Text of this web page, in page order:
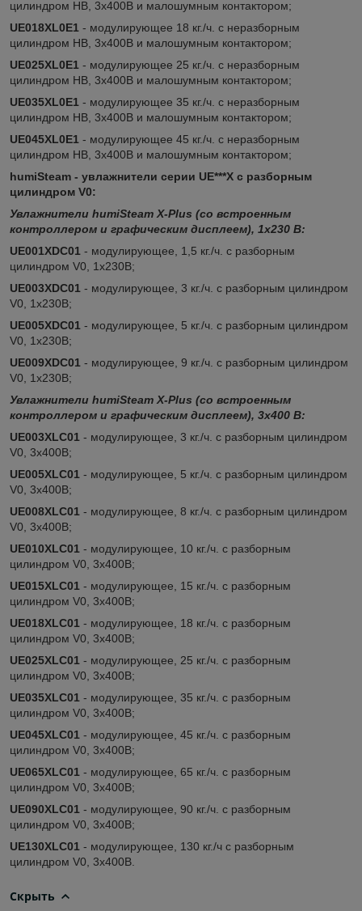
цилиндром HB, 3х400В и малошумным контактором;
UE018XL0E1 - модулирующее 18 кг./ч. c неразборным
цилиндром HB, 3х400В и малошумным контактором;
UE025XL0E1 - модулирующее 25 кг./ч. c неразборным
цилиндром HB, 3х400В и малошумным контактором;
UE035XL0E1 - модулирующее 35 кг./ч. c неразборным
цилиндром HB, 3х400В и малошумным контактором;
UE045XL0E1 - модулирующее 45 кг./ч. c неразборным
цилиндром HB, 3х400В и малошумным контактором;
humiSteam - увлажнители серии UE***X c разборным
цилиндром V0:
Увлажнители humiSteam X-Plus (со встроенным
контроллером и графическим дисплеем), 1x230 В:
UE001XDC01 - модулирующее, 1,5 кг./ч. c разборным
цилиндром V0, 1х230В;
UE003XDC01 - модулирующее, 3 кг./ч. c разборным цилиндром
V0, 1х230В;
UE005XDC01 - модулирующее, 5 кг./ч. c разборным цилиндром
V0, 1х230В;
UE009XDC01 - модулирующее, 9 кг./ч. c разборным цилиндром
V0, 1х230В;
Увлажнители humiSteam X-Plus (со встроенным
контроллером и графическим дисплеем), 3x400 В:
UE003XLC01 - модулирующее, 3 кг./ч. c разборным цилиндром
V0, 3х400В;
UE005XLC01 - модулирующее, 5 кг./ч. c разборным цилиндром
V0, 3х400В;
UE008XLC01 - модулирующее, 8 кг./ч. c разборным цилиндром
V0, 3х400В;
UE010XLC01 - модулирующее, 10 кг./ч. c разборным
цилиндром V0, 3х400В;
UE015XLC01 - модулирующее, 15 кг./ч. c разборным
цилиндром V0, 3х400В;
UE018XLC01 - модулирующее, 18 кг./ч. c разборным
цилиндром V0, 3х400В;
UE025XLC01 - модулирующее, 25 кг./ч. c разборным
цилиндром V0, 3х400В;
UE035XLC01 - модулирующее, 35 кг./ч. c разборным
цилиндром V0, 3х400В;
UE045XLC01 - модулирующее, 45 кг./ч. c разборным
цилиндром V0, 3х400В;
UE065XLC01 - модулирующее, 65 кг./ч. c разборным
цилиндром V0, 3х400В;
UE090XLC01 - модулирующее, 90 кг./ч. c разборным
цилиндром V0, 3х400В;
UE130XLC01 - модулирующее, 130 кг./ч c разборным
цилиндром V0, 3х400В.
Скрыть